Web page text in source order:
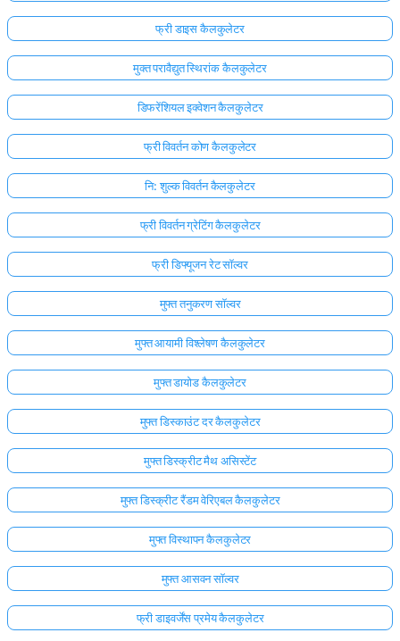
फ्री डाइस कैलकुलेटर
मुक्त परावैद्युत स्थिरांक कैलकुलेटर
डिफरेंशियल इक्वेशन कैलकुलेटर
फ्री विवर्तन कोण कैलकुलेटर
नि: शुल्क विवर्तन कैलकुलेटर
फ्री विवर्तन ग्रेटिंग कैलकुलेटर
फ्री डिफ्यूजन रेट सॉल्वर
मुफ्त तनुकरण सॉल्वर
मुफ्त आयामी विश्लेषण कैलकुलेटर
मुफ्त डायोड कैलकुलेटर
मुफ्त डिस्काउंट दर कैलकुलेटर
मुफ्त डिस्क्रीट मैथ असिस्टेंट
मुफ्त डिस्क्रीट रैंडम वेरिएबल कैलकुलेटर
मुफ्त विस्थापन कैलकुलेटर
मुफ्त आसवन सॉल्वर
फ्री डाइवर्जेंस प्रमेय कैलकुलेटर